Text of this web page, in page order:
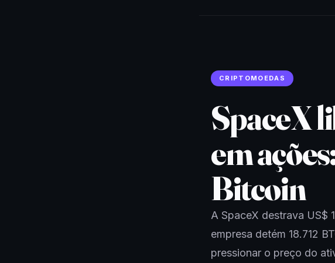
CRIPTOMOEDAS
SpaceX
em
Bitcoin
A SpaceX destrava US$
empresa detém 18.712
pressionar o preço do